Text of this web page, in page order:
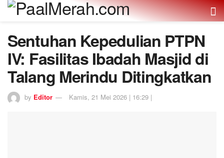
Sentuhan Kepedulian PTPN
IV: Fasilitas Ibadah Masjid di
Talang Merindu Ditingkatkan
by Editor Kamis, 21 Mei 2026 | 16:29 |